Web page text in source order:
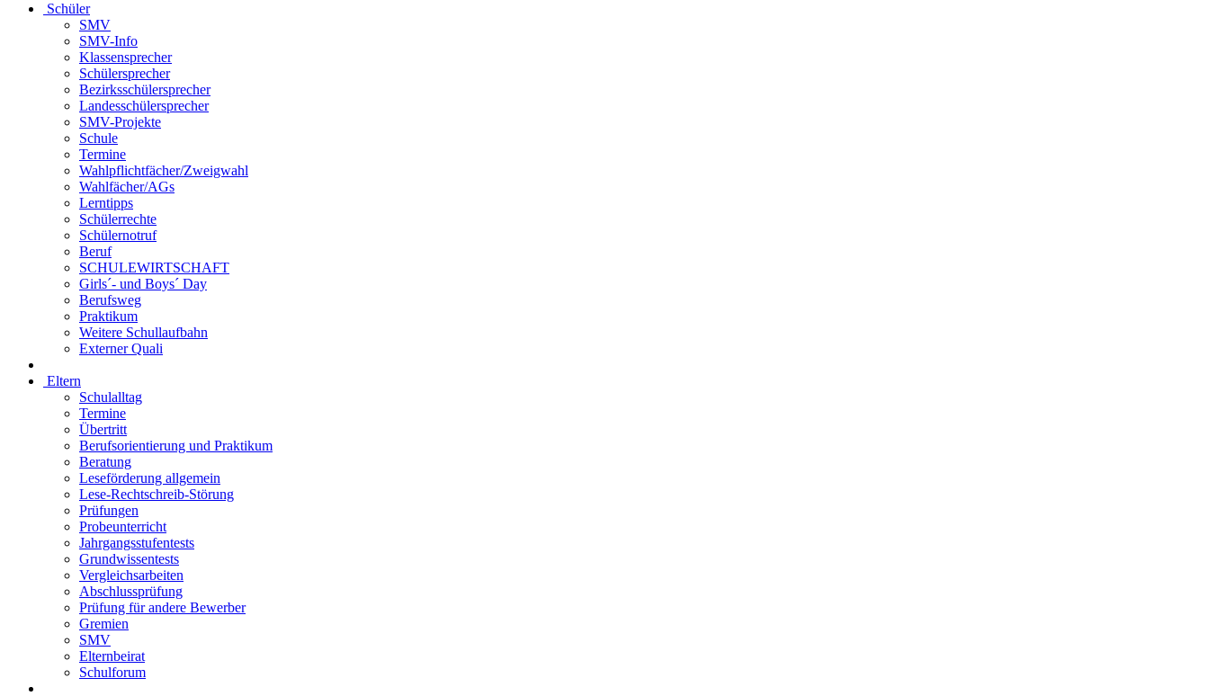
Schüler
SMV
SMV-Info
Klassensprecher
Schülersprecher
Bezirksschülersprecher
Landesschülersprecher
SMV-Projekte
Schule
Termine
Wahlpflichtfächer/Zweigwahl
Wahlfächer/AGs
Lerntipps
Schülerrechte
Schülernotruf
Beruf
SCHULEWIRTSCHAFT
Girls´- und Boys´ Day
Berufsweg
Praktikum
Weitere Schullaufbahn
Externer Quali
Eltern
Schulalltag
Termine
Übertritt
Berufsorientierung und Praktikum
Beratung
Leseförderung allgemein
Lese-Rechtschreib-Störung
Prüfungen
Probeunterricht
Jahrgangsstufentests
Grundwissentests
Vergleichsarbeiten
Abschlussprüfung
Prüfung für andere Bewerber
Gremien
SMV
Elternbeirat
Schulforum